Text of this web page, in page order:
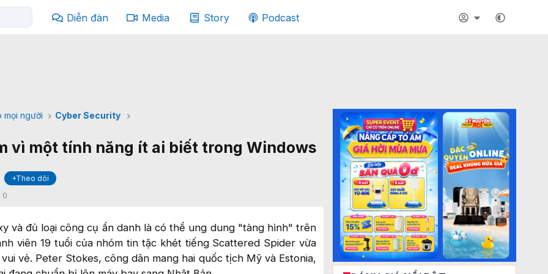
Diễn đàn Media Story Podcast
mọi người Cyber Security
vì một tính năng ít ai biết trong Windows
+Theo dõi
0
và đủ loại công cụ ẩn danh là có thể ung dung "tàng hình" trên
viên 19 tuổi của nhóm tin tặc khét tiếng Scattered Spider vừa
vẻ. Peter Stokes, công dân mang hai quốc tịch Mỹ và Estonia,